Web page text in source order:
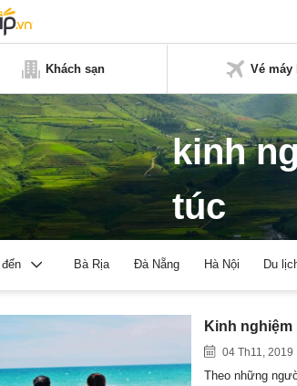
Khách sạn Vé máy
kinh
túc
Bà Rịa Đà Nẵng Hà Nội Du
Kinh
04 Th11, 2019
Theo những